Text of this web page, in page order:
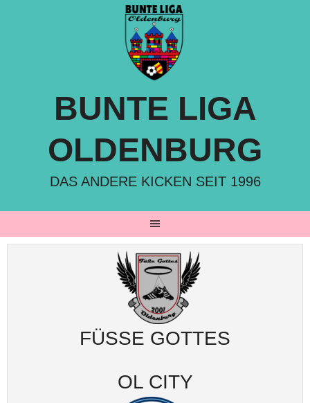
BUNTE LIGA
OLDENBURG
DAS ANDERE KICKEN SEIT 1996
FÜSSE GOTTES
OL CITY